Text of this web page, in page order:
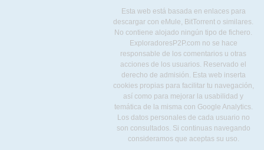
Esta web está basada en enlaces para
descargar con eMule, BitTorrent o similares.
No contiene alojado ningún tipo de fichero.
ExploradoresP2P.com no se hace
responsable de los comentarios u otras
acciones de los usuarios. Reservado el
derecho de admisión. Esta web inserta
cookies propias para facilitar tu navegación,
así como para mejorar la usabilidad y
temática de la misma con Google Analytics.
Los datos personales de cada usuario no
son consultados. Si continuas navegando
consideramos que aceptas su uso.